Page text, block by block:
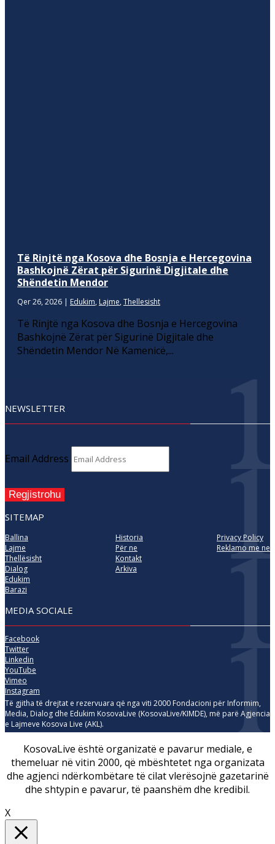
Të Rinjtë nga Kosova dhe Bosnja e Hercegovina
Bashkojnë Zërat për Sigurinë Digjitale dhe
Shëndetin Mendor
Qer 26, 2026 | Edukim, Lajme, Thellesisht
Të Rinjtë nga Kosova dhe Bosnja e Hercegovina
Bashkojnë Zërat për Sigurinë Digjitale dhe
Shëndetin Mendor Në Kamenicë,...
NEWSLETTER
Email Address
Regjistrohu
SITEMAP
Ballina
Lajme
Thellësisht
Dialog
Edukim
Barazi
Historia
Për ne
Kontakt
Arkiva
Privacy Policy
Reklamo me ne
MEDIA SOCIALE
Facebook
Twitter
Linkedin
YouTube
Vimeo
Instagram
Të gjitha të drejtat e rezervuara që nga viti 2000 Fondacioni për Informim,
Media, Dialog dhe Edukim KosovaLive (KosovaLive/KIMDE), më parë Agjencia
e Lajmeve Kosova Live (AKL).
KosovaLive është organizatë e pavarur mediale, e
themeluar në vitin 2000, që mbështetet nga organizata
dhe agjenci ndërkombëtare të cilat vlerësojnë gazetarinë
dhe shtypin e pavarur, të paanshëm dhe kredibil.
X